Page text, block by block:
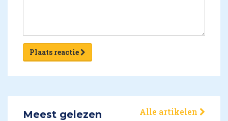
Plaats reactie
Meest gelezen Alle artikelen